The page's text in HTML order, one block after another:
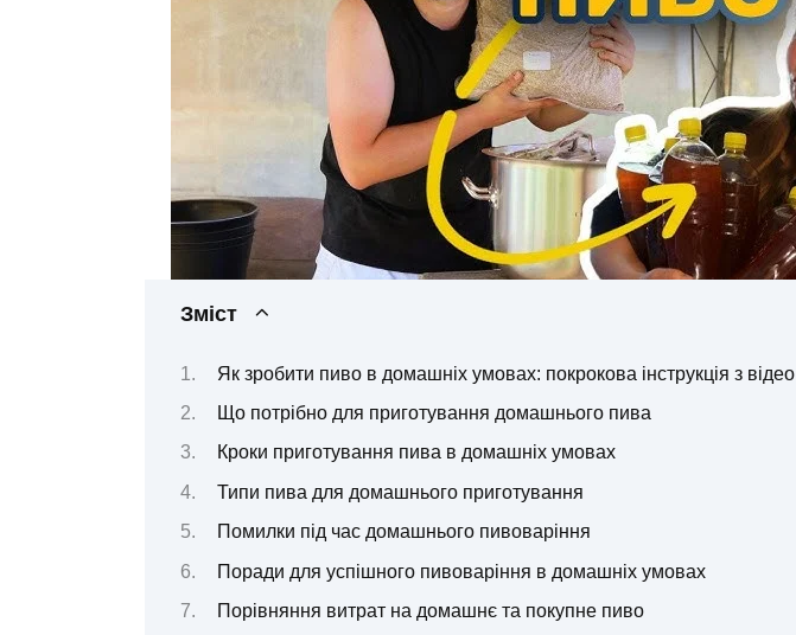
Зміст
Як зробити пиво в домашніх умовах: покрокова інструкція з відео
Що потрібно для приготування домашнього пива
Кроки приготування пива в домашніх умовах
Типи пива для домашнього приготування
Помилки під час домашнього пивоваріння
Поради для успішного пивоваріння в домашніх умовах
Порівняння витрат на домашнє та покупне пиво